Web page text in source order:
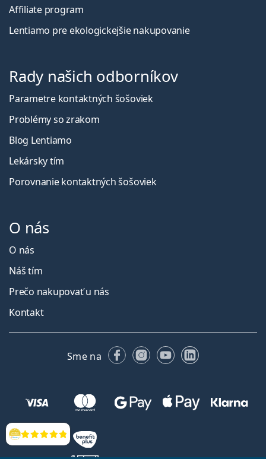
Hodnotenia
Affiliate program
Lentiamo pre ekologickejšie nakupovanie
Rady našich odborníkov
Parametre kontaktných šošoviek
Problémy so zrakom
Blog Lentiamo
Lekársky tím
Porovnanie kontaktných šošoviek
O nás
O nás
Náš tím
Prečo nakupovať u nás
Kontakt
Sme na FacebookuInstagrame
YouTubeLinkedIn